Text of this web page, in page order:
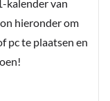
kalender van
hieronder om
pc te plaatsen en